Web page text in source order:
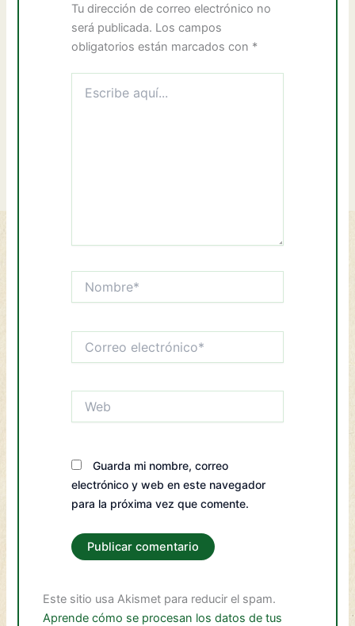
Tu dirección de correo electrónico no
será publicada. Los campos
obligatorios están marcados con *
aquí...
electrónico*
Guarda mi nombre, correo
electrónico y web en este navegador
para la próxima vez que comente.
Este sitio usa Akismet para reducir el spam.
Aprende cómo se procesan los datos de tus